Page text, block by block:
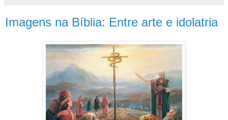
Imagens na Bíblia: Entre arte e idolatria